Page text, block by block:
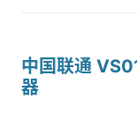
中国联通
器